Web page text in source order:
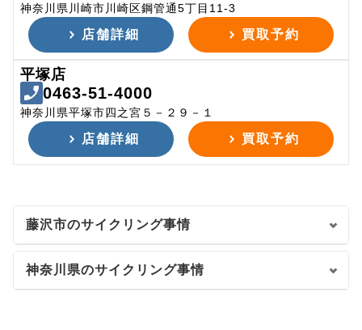
神奈川県川崎市川崎区鋼管通5丁目11-3
店舗詳細 買取予約
平塚店
0463-51-4000
神奈川県平塚市四之宮５－２９－１
店舗詳細 買取予約
藤沢市のサイクリング事情
神奈川県のサイクリング事情